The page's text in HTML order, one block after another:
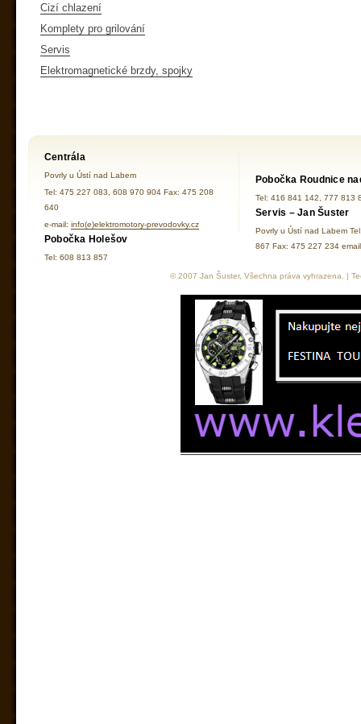
Cizí chlazení
Komplety pro grilování
Servis
Elektromagnetické brzdy, spojky
Centrála
Povrly u Ústí nad Labem
Tel: 475 227 083, 608 970 904 Fax: 475 208
640
e-mail: info(e)elektromotory-prevodovky.cz
Pobočka Holešov
Tel: 608 813 857
Pobočka Roudnice
Tel: 416 841 142, 777 813
Servis – Jan Šuster
Povrly u Ústí nad Labem
867 Fax: 475 227 234
© 2007 Jan Šuster, Všechna práva vyhrazena. |